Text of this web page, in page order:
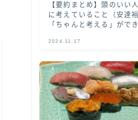
【要約まとめ】頭のいい
に考えていること（安達
「ちゃんと考える」がで
2024.11.17